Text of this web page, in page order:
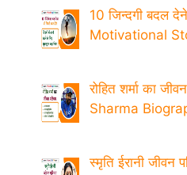
10 जिन्दगी बदल देने
Motivational
रोहित शर्मा का
Sharma
स्मृति ईरानी